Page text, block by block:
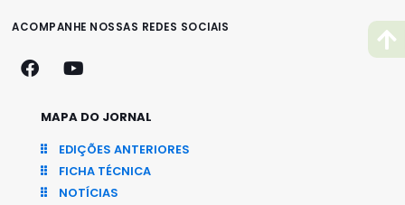
ACOMPANHE NOSSAS REDES SOCIAIS
MAPA DO JORNAL
EDIÇÕES ANTERIORES
FICHA TÉCNICA
NOTÍCIAS